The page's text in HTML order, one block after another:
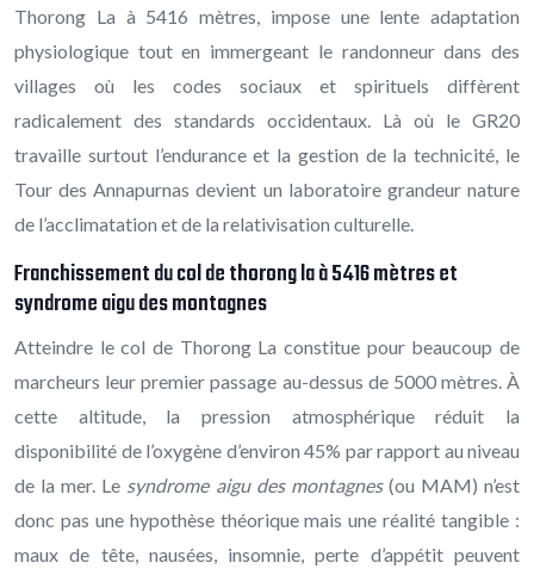
Thorong La à 5416 mètres, impose une lente adaptation
physiologique tout en immergeant le randonneur dans des
villages où les codes sociaux et spirituels diffèrent
radicalement des standards occidentaux. Là où le GR20
travaille surtout l’endurance et la gestion de la technicité, le
Tour des Annapurnas devient un laboratoire grandeur nature
de l’acclimatation et de la relativisation culturelle.
Franchissement du col de thorong la à 5416 mètres et
syndrome aigu des montagnes
Atteindre le col de Thorong La constitue pour beaucoup de
marcheurs leur premier passage au-dessus de 5000 mètres. À
cette altitude, la pression atmosphérique réduit la
disponibilité de l’oxygène d’environ 45% par rapport au niveau
de la mer. Le syndrome aigu des montagnes(ou MAM) n’est
donc pas une hypothèse théorique mais une réalité tangible :
maux de tête, nausées, insomnie, perte d’appétit peuvent